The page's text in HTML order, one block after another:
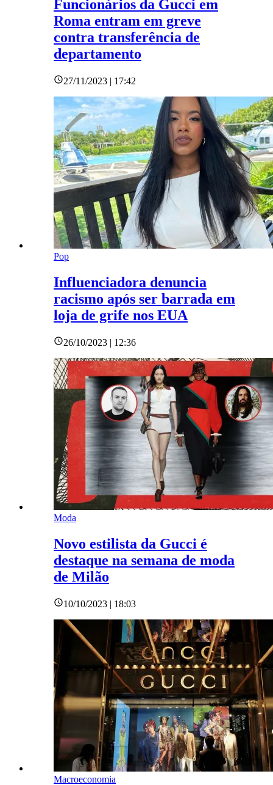
Funcionários da Gucci em
Roma entram em greve
contra transferência de
departamento
27/11/2023 | 17:42
Pop
Influenciadora denuncia
racismo após ser barrada em
loja de grife nos EUA
26/10/2023 | 12:36
Moda
Novo estilista da Gucci é
destaque na semana de moda
de Milão
10/10/2023 | 18:03
Macroeconomia